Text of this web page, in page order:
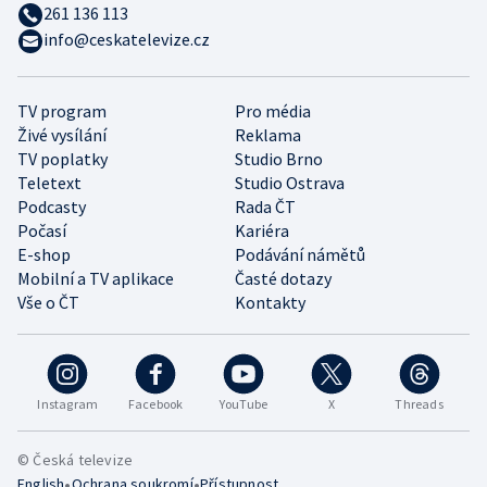
Instagram Facebook YouTube X Threads
TV program
Pro média
Živé vysílání
Reklama
TV poplatky
Studio Brno
Teletext
Studio Ostrava
Podcasty
Rada ČT
Počasí
Kariéra
E-shop
Podávání námětů
Mobilní a TV aplikace
Časté dotazy
Vše o ČT
Kontakty
261 136 113
info@ceskatelevize.cz
© Česká televize